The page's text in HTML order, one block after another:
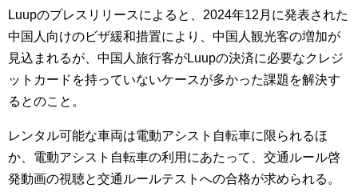
Luupのプレスリリースによると、2024年12月に発表された
中国人向けのビザ緩和措置により、中国人観光客の増加が
見込まれるが、中国人旅行客がLuupの決済に必要なクレジ
ットカードを持っていないケースが多かった課題を解決す
るとのこと。
レンタル可能な車両は電動アシスト自転車に限られるほ
か、電動アシスト自転車の利用にあたって、交通ルール啓
発動画の視聴と交通ルールテストへの合格が求められる。